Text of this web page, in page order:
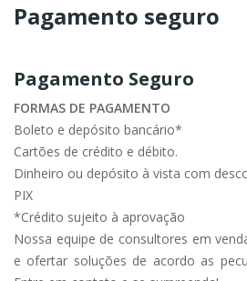
Pagamento seguro
Pagamento Seguro
FORMAS DE PAGAMENTO
Boleto e depósito bancário*
Cartões de crédito e débito.
Dinheiro ou depósito à vista com
PIX
*Crédito sujeito à aprovação
Nossa equipe de consultores em
e ofertar soluções de acordo as